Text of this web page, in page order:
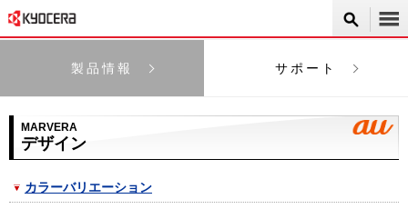
製品情報 サポート
MARVERA
デザイン
カラーバリエーション